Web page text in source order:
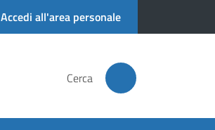
Accedi all'area personale
Cerca